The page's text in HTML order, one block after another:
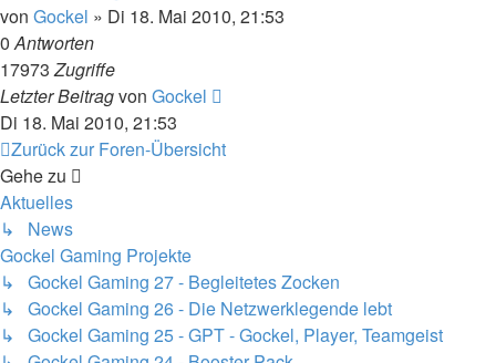
von Gockel » Di 18. Mai 2010, 21:53
0Antworten
17973Zugriffe
Letzter Beitragvon Gockel
Di 18. Mai 2010, 21:53
Zurück zur Foren-Übersicht
Gehe zu
Aktuelles
↳ News
Gockel Gaming Projekte
↳ Gockel Gaming 27 - Begleitetes Zocken
↳ Gockel Gaming 26 - Die Netzwerklegende lebt
↳ Gockel Gaming 25 - GPT - Gockel, Player, Teamgeist